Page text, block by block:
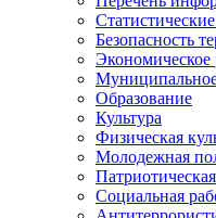
Безопасность
Экономическое
Муниципальное
Образование
Культура
Физическая
Молодежная
Социальная